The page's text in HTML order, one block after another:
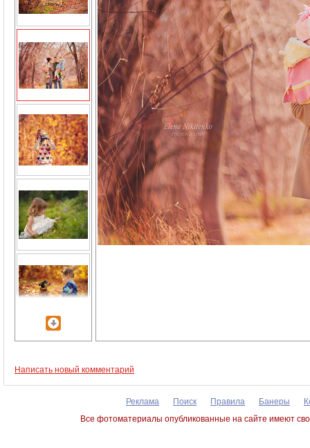
Написать новый комментарий
Реклама Поиск Правила Банеры
Все фотоматериалы опубликованные на сайте имеют